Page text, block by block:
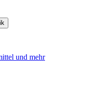
und mehr